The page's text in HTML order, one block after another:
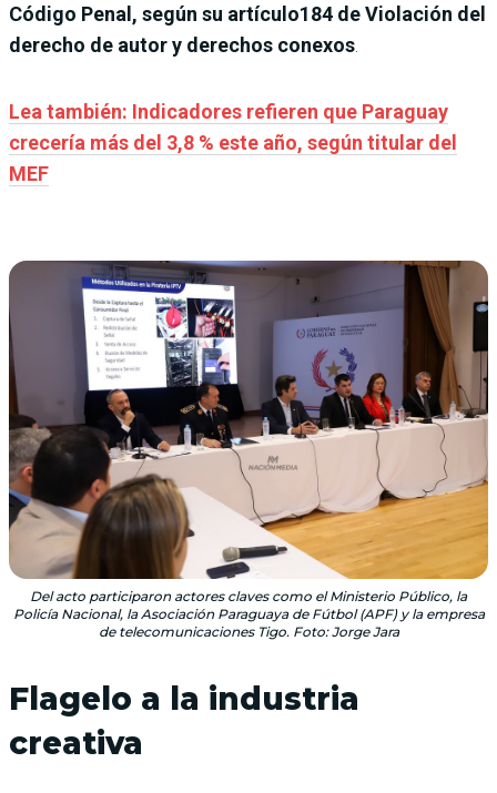
Código Penal, según su artículo184 de Violación del
derecho de autor y derechos conexos
Lea también: Indicadores refieren que Paraguay
crecería más del 3,8 % este año, según titular del
MEF
Del acto participaron actores claves como el Ministerio Público, la
Policía Nacional, la Asociación Paraguaya de Fútbol (APF) y la empresa
de telecomunicaciones Tigo. Foto: Jorge Jara
Flagelo a la industria
creativa